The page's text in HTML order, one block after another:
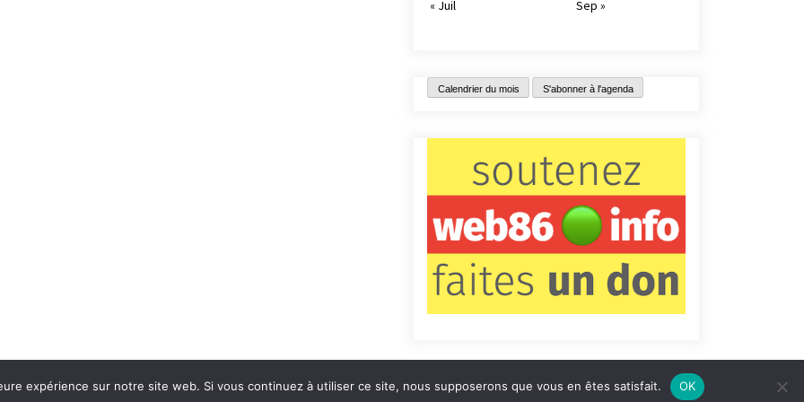
« Juil
Sep »
Calendrier du mois S'abonner à l'agenda
Contact Qui sommes-nous ? Informations légales
expérience sur notre site web. Si vous continuez à utiliser ce site, nous supposerons que vous en êtes satisfait. OK